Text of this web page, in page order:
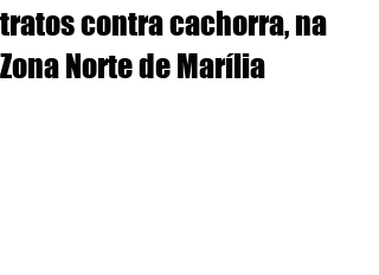
tratos contra cachorra, na
Zona Norte de Marília